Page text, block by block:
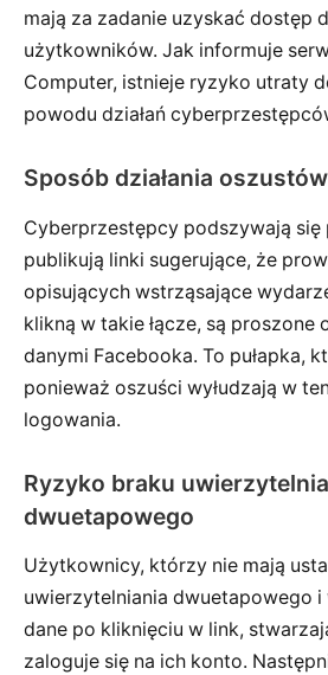
mają za zadanie uzyskać dostęp
użytkowników. Jak informuje
Computer, istnieje ryzyko utraty
powodu działań
Sposób działania oszustów
Cyberprzestępcy podszywają się
publikują linki sugerujące, że
opisujących wstrząsające
klikną w takie łącze, są proszone
danymi Facebooka. To pułapka,
ponieważ oszuści wyłudzają w
logowania.
Ryzyko braku
dwuetapowego
Użytkownicy, którzy nie mają
uwierzytelniania dwuetapowego
dane po kliknięciu w link,
zaloguje się na ich konto.